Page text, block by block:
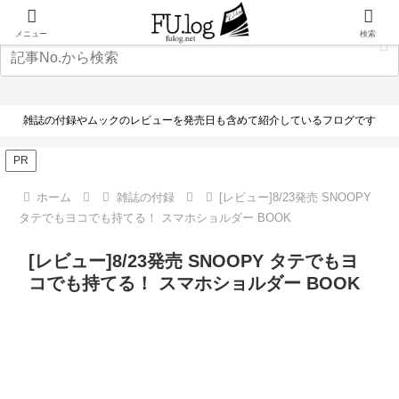
雑誌の付録やムックのレビューを発売日も含めて紹介しているフログです
PR
ホーム 雑誌の付録
[レビュー]8/23発売 SNOOPY
タテでもヨコでも持てる！ スマホショルダー BOOK
[レビュー]8/23発売 SNOOPY タテでもヨ
コでも持てる！ スマホショルダー BOOK
メニュー 検索